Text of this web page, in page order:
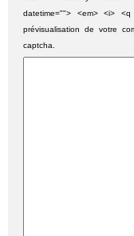
datetime=""> <em> <i>
prévisualisation de votre
captcha.